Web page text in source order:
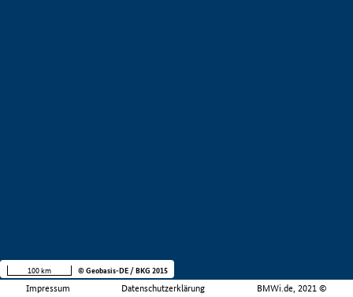
Impressum Datenschutzerklärung BMWi.de, 2021 ©
100 km © Geobasis-DE / BKG 2015